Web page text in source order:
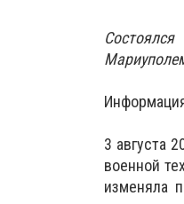
3 августа
военной
изменяла